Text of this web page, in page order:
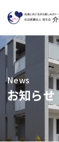
News
お知らせ